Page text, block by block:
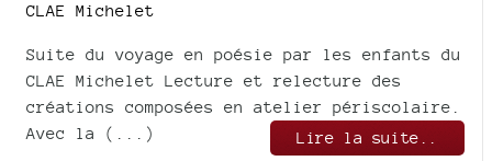
CLAE Michelet
Suite du voyage en poésie par les enfants du
CLAE Michelet Lecture et relecture des
créations composées en atelier périscolaire.
Avec la (...)
Lire la suite..